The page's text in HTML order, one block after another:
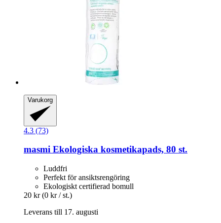
Varukorg
4.3 (73)
masmi Ekologiska kosmetikapads, 80 st.
Luddfri
Perfekt för ansiktsrengöring
Ekologiskt certifierad bomull
20 kr (0 kr / st.)
Leverans till 17. augusti